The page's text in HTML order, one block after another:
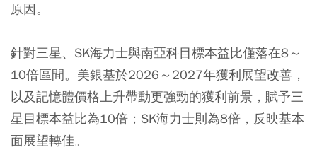
原因。
針對三星、SK海力士與南亞科目標本益比僅落在8～
10倍區間。美銀基於2026～2027年獲利展望改善，
以及記憶體價格上升帶動更強勁的獲利前景，賦予三
星目標本益比為10倍；SK海力士則為8倍，反映基本
面展望轉佳。